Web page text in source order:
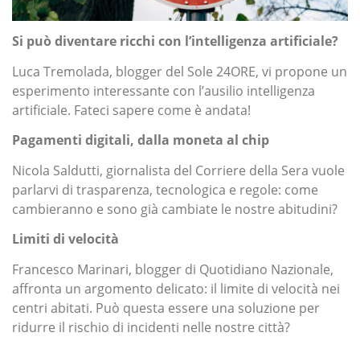
Si può diventare ricchi con l’intelligenza artificiale?
Luca Tremolada, blogger del Sole 24ORE, vi propone un
esperimento interessante con l’ausilio intelligenza
artificiale. Fateci sapere come è andata!
Pagamenti digitali, dalla moneta al chip
Nicola Saldutti, giornalista del Corriere della Sera vuole
parlarvi di trasparenza, tecnologica e regole: come
cambieranno e sono già cambiate le nostre abitudini?
Limiti di velocità
Francesco Marinari, blogger di Quotidiano Nazionale,
affronta un argomento delicato: il limite di velocità nei
centri abitati. Può questa essere una soluzione per
ridurre il rischio di incidenti nelle nostre città?